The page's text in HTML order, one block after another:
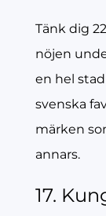
Tänk dig
nöjen
en hel
svenska
märken
annars.
17.